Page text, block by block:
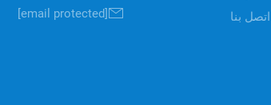
اتصل بنا
[email protected]